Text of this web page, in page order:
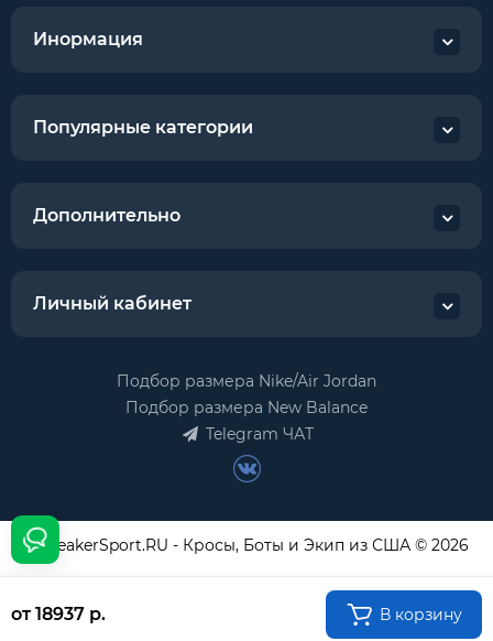
от 18937 р. В корзину
Инормация
Популярные категории
Дополнительно
Личный кабинет
Подбор размера Nike/Air Jordan
Подбор размера New Balance
Telegram ЧАТ
USneakerSport.RU - Кросы, Боты и Экип из США © 2026